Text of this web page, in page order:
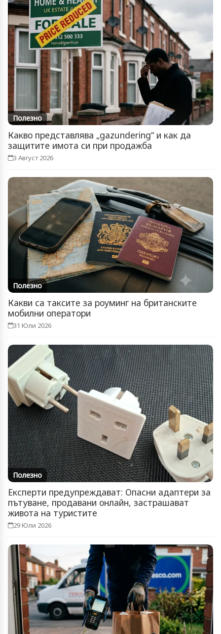
Полезно
Какво представлява „gazundering“ и как да
защитите имота си при продажба
3 Август 2026
Полезно
Какви са таксите за роуминг на британските
мобилни оператори
31 Юли 2026
Полезно
Експерти предупреждават: Опасни адаптери за
пътуване, продавани онлайн, застрашават
живота на туристите
29 Юли 2026